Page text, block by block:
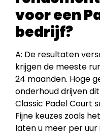
voor een
bedrijf?
A: De resultaten
krijgen de meeste
24 maanden. Hoge
onderhoud drijven
Classic Padel Court
Fijne keuzes zoals
laten u meer per